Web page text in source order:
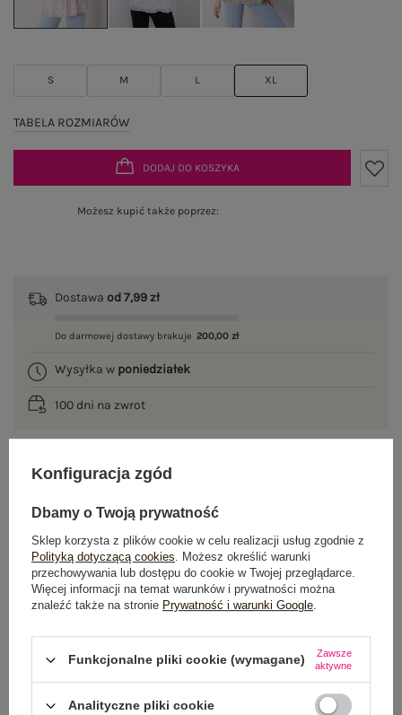
S M L XL
TABELA ROZMIARÓW
DODAJ DO KOSZYKA
Możesz kupić także poprzez:
Dostawa od 7,99 zł
Do darmowej dostawy brakuje 200,00 zł
Wysyłka w poniedziałek
100 dni na zwrot
OPIS PRODUKTU
OPINIE O PRODUKCIE (0)
WYSYŁKA I DOSTAWA
ZWROTY I REKLAMACJE
Konfiguracja zgód
Dbamy o Twoją prywatność
Sklep korzysta z plików cookie w celu realizacji usług zgodnie z
Polityką dotyczącą cookies. Możesz określić warunki
przechowywania lub dostępu do cookie w Twojej przeglądarce.
Więcej informacji na temat warunków i prywatności można
znaleźć także na stronie Prywatność i warunki Google.
Funkcjonalne pliki cookie (wymagane)
Zawsze
aktywne
Analityczne pliki cookie